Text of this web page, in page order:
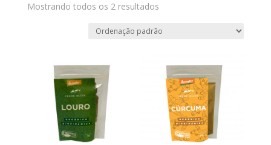
Mostrando todos os 2 resultados